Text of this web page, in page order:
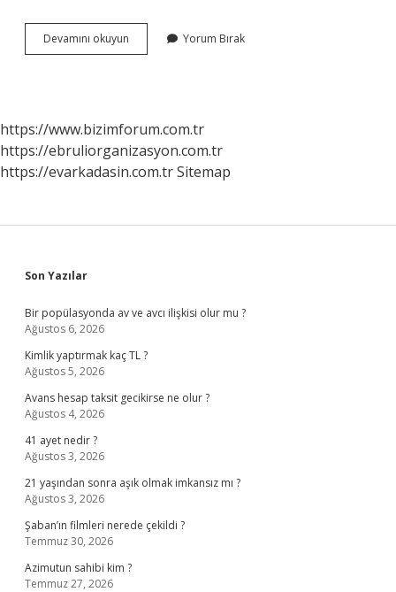
Devamını okuyun
Betona
Yorum Bırak
https://www.bizimforum.com.tr
https://ebruliorganizasyon.com.tr
https://evarkadasin.com.trSitemap
Sidebar
Son Yazılar
Bir popülasyonda av ve avcı ilişkisi olur mu ?
Ağustos 6, 2026
Kimlik yaptırmak kaç TL ?
Ağustos 5, 2026
Avans hesap taksit gecikirse ne olur ?
Ağustos 4, 2026
41 ayet nedir ?
Ağustos 3, 2026
21 yaşından sonra aşık olmak imkansız mı ?
Ağustos 3, 2026
Şaban’ın filmleri nerede çekildi ?
Temmuz 30, 2026
Azimutun sahibi kim ?
Temmuz 27, 2026